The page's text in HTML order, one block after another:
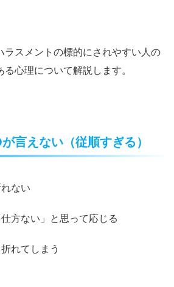
ラスメントの標的にされやすい人の
心理について解説します。
言えない（従順すぎる）
ない
方ない」と思って応じる
れてしまう